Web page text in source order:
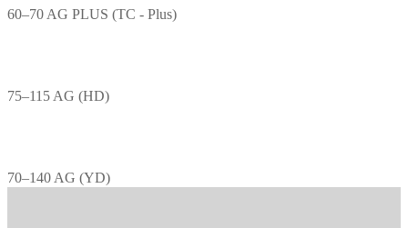
60–70 AG PLUS (TC - Plus)
75–115 AG (HD)
70–140 AG (YD)